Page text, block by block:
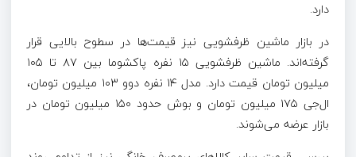
دارد.
در بازار ماشین ظرفشویی نیز قیمت‌ها در سطوح بالایی قرار
گرفته‌اند. ماشین ظرفشویی ۱۵ نفره پاکشوما بین ۸۷ تا ۱۰۵
میلیون تومان قیمت دارد. مدل ۱۴ نفره دوو ۱۰۳ میلیون تومان،
ال‌جی ۱۷۵ میلیون تومان و بوش حدود ۱۵۰ میلیون تومان در
بازار عرضه می‌شوند.